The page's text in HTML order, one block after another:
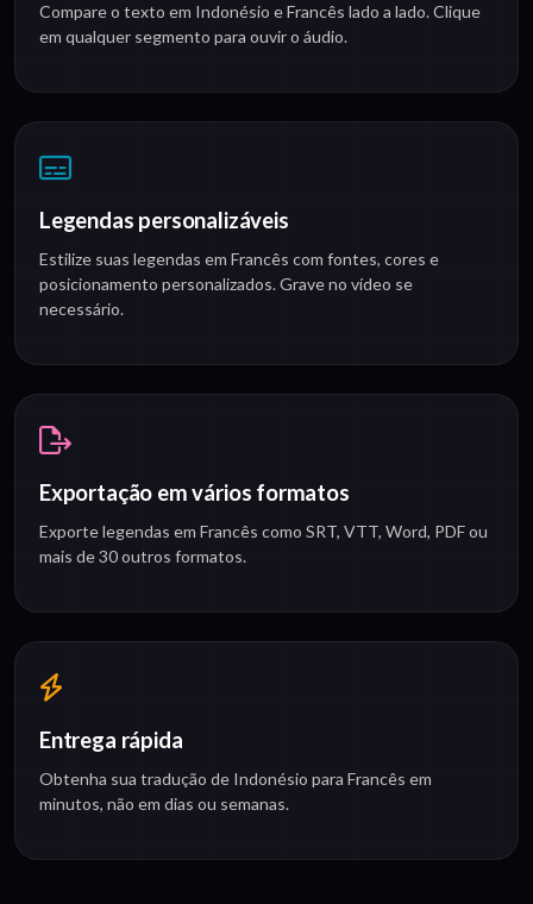
Compare o texto em Indonésio e Francês lado a lado. Clique
em qualquer segmento para ouvir o áudio.
Legendas personalizáveis
Estilize suas legendas em Francês com fontes, cores e
posicionamento personalizados. Grave no vídeo se
necessário.
Exportação em vários formatos
Exporte legendas em Francês como SRT, VTT, Word, PDF ou
mais de 30 outros formatos.
Entrega rápida
Obtenha sua tradução de Indonésio para Francês em
minutos, não em dias ou semanas.